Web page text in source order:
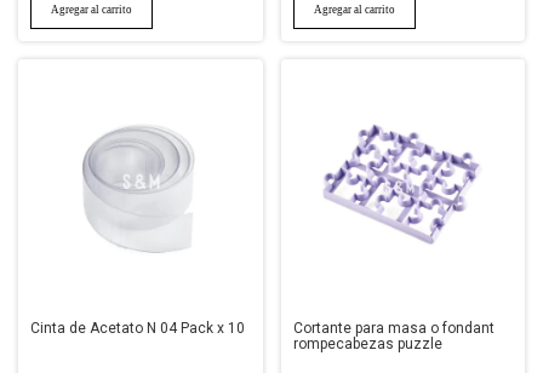
Cinta de Acetato N 04 Pack x 10
Cortante para masa o fondant
rompecabezas puzzle